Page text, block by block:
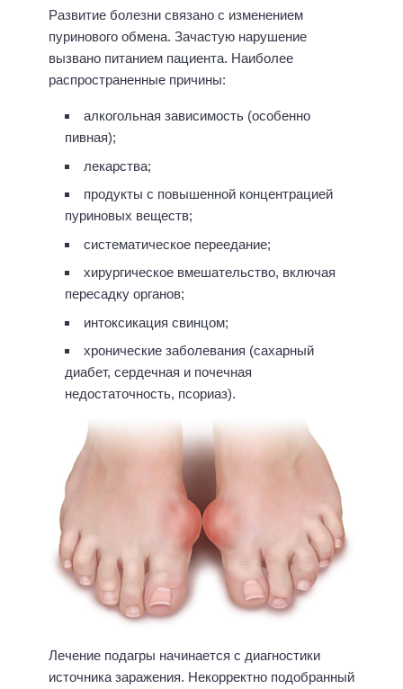
Развитие болезни связано с изменением
пуринового обмена. Зачастую нарушение
вызвано питанием пациента. Наиболее
распространенные причины:
алкогольная зависимость (особенно
пивная);
лекарства;
продукты с повышенной концентрацией
пуриновых веществ;
систематическое переедание;
хирургическое вмешательство, включая
пересадку органов;
интоксикация свинцом;
хронические заболевания (сахарный
диабет, сердечная и почечная
недостаточность, псориаз).
Лечение подагры начинается с диагностики
источника заражения. Некорректно подобранный